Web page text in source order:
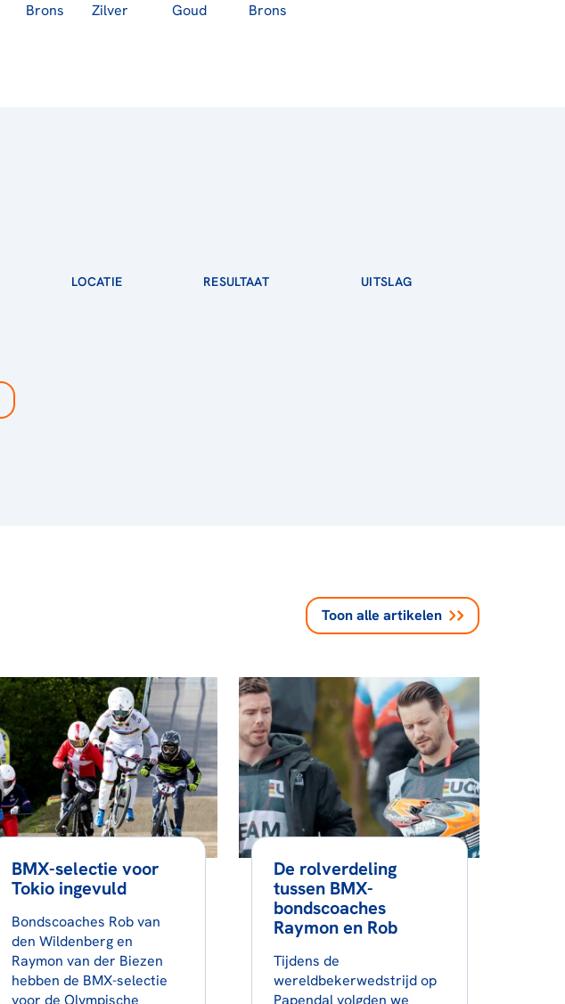
Brons Zilver Goud Brons
LOCATIE RESULTAAT UITSLAG
Toon alle artikelen
BMX-selectie voor
Tokio ingevuld
Bondscoaches Rob van
den Wildenberg en
Raymon van der Biezen
hebben de BMX-selectie
voor de Olympische
De rolverdeling
tussen BMX-
bondscoaches
Raymon en Rob
Tijdens de
wereldbekerwedstrijd op
Papendal volgden we